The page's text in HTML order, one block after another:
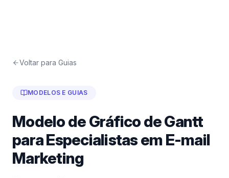
Voltar para Guias
MODELOS E GUIAS
Modelo de Gráfico de Gantt
para Especialistas em E-mail
Marketing